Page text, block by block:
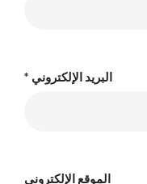
البريد الإلكتروني *
الموقع الإلكتروني